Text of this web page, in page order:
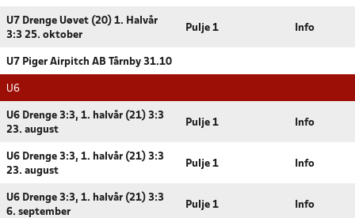
U7 Drenge Uøvet (20) 1. Halvår
3:3 25. oktober
Pulje 1 Info
U7 Piger Airpitch AB Tårnby 31.10
U6
U6 Drenge 3:3, 1. halvår (21) 3:3
23. august
Pulje 1 Info
U6 Drenge 3:3, 1. halvår (21) 3:3
23. august
Pulje 1 Info
U6 Drenge 3:3, 1. halvår (21) 3:3
6. september
Pulje 1 Info